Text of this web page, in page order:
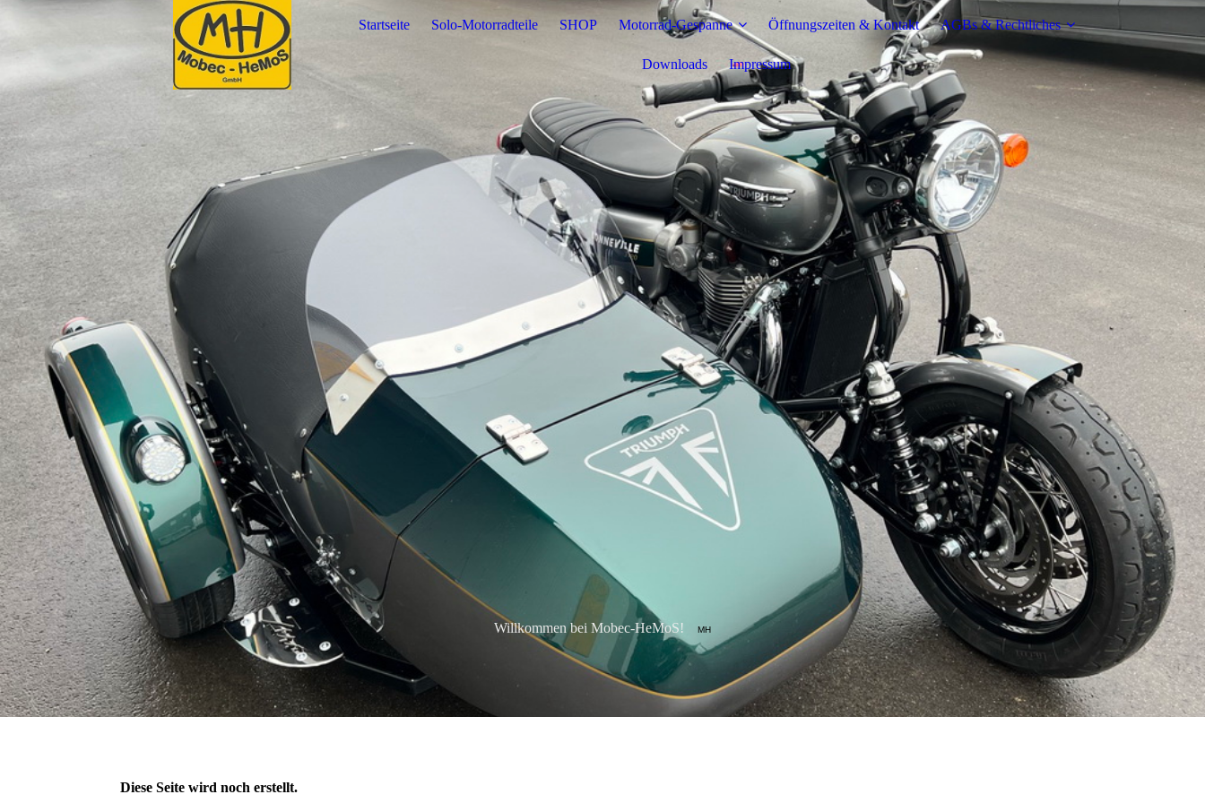
Startseite Solo-Motorradteile SHOP Motorrad-Gespanne Öffnungszeiten & Kontakt AGBs & Rechtliches
Downloads Impressum
Willkommen bei Mobec-HeMoS! MH
Diese Seite wird noch erstellt.